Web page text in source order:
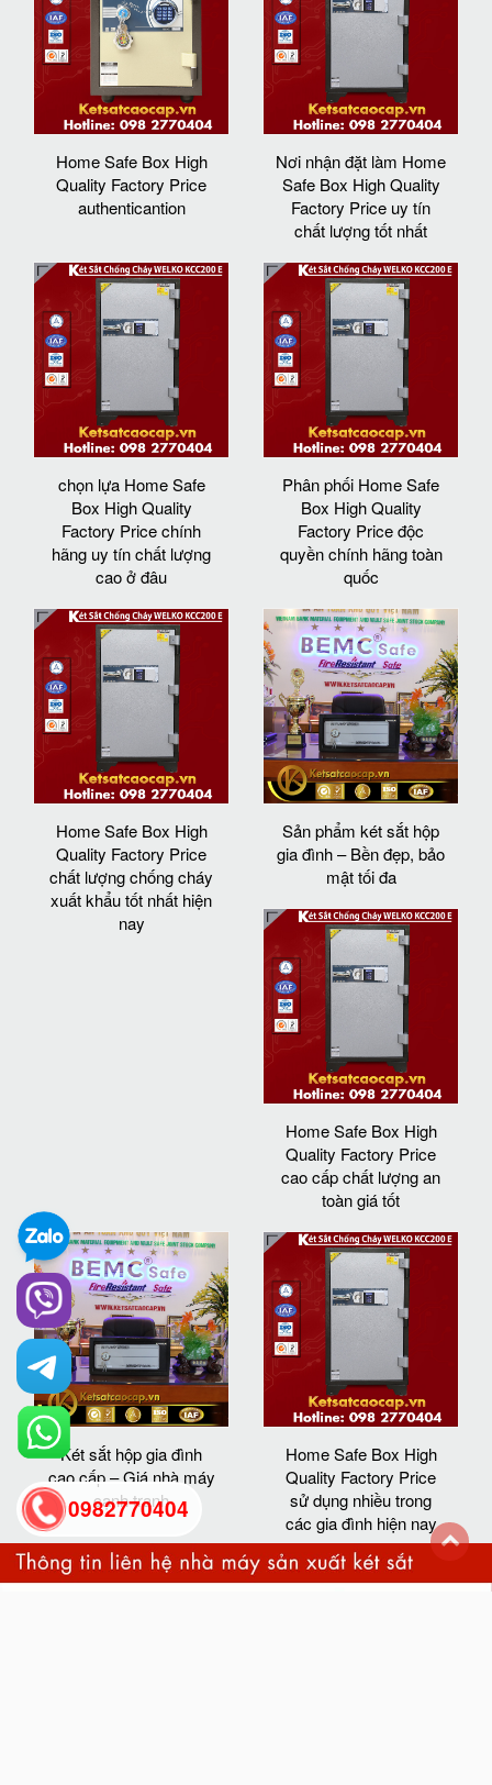
Home Safe Box High
Quality Factory Price
authenticantion
Nơi nhận đặt làm Home
Safe Box High Quality
Factory Price uy tín
chất lượng tốt nhất
chọn lựa Home Safe
Box High Quality
Factory Price chính
hãng uy tín chất lượng
cao ở đâu
Phân phối Home Safe
Box High Quality
Factory Price độc
quyền chính hãng toàn
quốc
Home Safe Box High
Quality Factory Price
chất lượng chống cháy
xuất khẩu tốt nhất hiện
nay
Sản phẩm két sắt hộp
gia đình – Bền đẹp, bảo
mật tối đa
Home Safe Box High
Quality Factory Price
cao cấp chất lượng an
toàn giá tốt
Két sắt hộp gia đình
cao cấp – Giá nhà máy
cạnh tranh
Home Safe Box High
Quality Factory Price
sử dụng nhiều trong
các gia đình hiện nay
0982770404
back